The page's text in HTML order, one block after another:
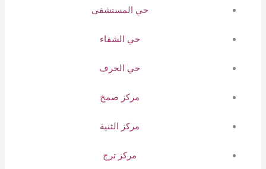
حي المستشفى
حي الشفاء
حي الحرف
مركز صمخ
مركز الثنية
مركز ترج